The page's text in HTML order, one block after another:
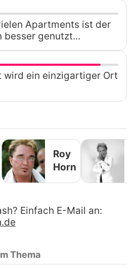
Apartments ist der
besser genutzt...
wird ein einzigartiger Ort
Roy
Horn
Einfach E-Mail an:
Thema